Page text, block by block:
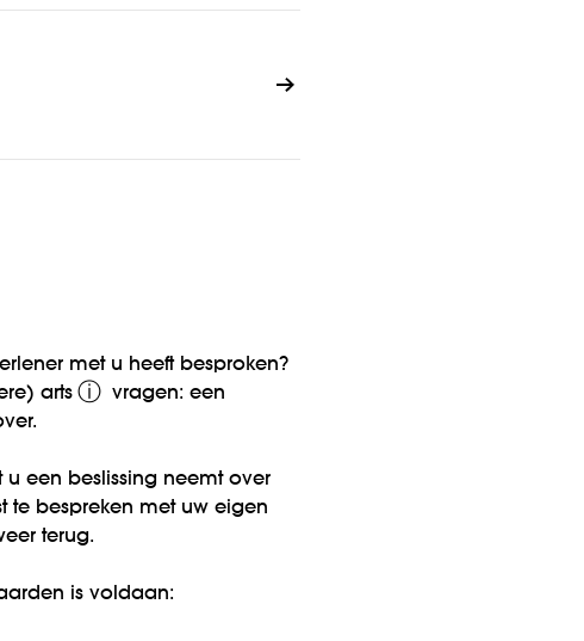
met u heeft besproken?
arts ⓘ vragen: een
een beslissing neemt over
te bespreken met uw eigen
terug.
is voldaan: